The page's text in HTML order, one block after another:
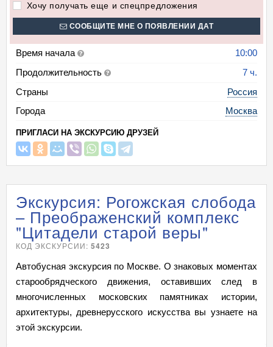
Хочу получать еще и спецпредложения
СООБЩИТЕ МНЕ О ПОЯВЛЕНИИ ДАТ
Время начала
10:00
Продолжительность
7 ч.
Страны
Россия
Города
Москва
ПРИГЛАСИ НА ЭКСКУРСИЮ ДРУЗЕЙ
Экскурсия: Рогожская слобода
– Преображенский комплекс
"Цитадели старой веры"
КОД ЭКСКУРСИИ:5423
Автобусная экскурсия по Москве. О знаковых моментах
старообрядческого движения, оставивших след в
многочисленных московских памятниках истории,
архитектуры, древнерусского искусства вы узнаете на
этой экскурсии.